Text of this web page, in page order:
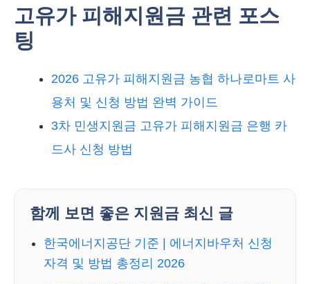
고유가 피해지원금 관련 포스
팅
2026 고유가 피해지원금 농협 하나로마트 사
용처 및 신청 방법 완벽 가이드
3차 민생지원금 고유가 피해지원금 은행 카
드사 신청 방법
함께 보면 좋은 지원금 최신 글
한국에너지공단 기준 | 에너지바우처 신청
자격 및 방법 총정리 2026